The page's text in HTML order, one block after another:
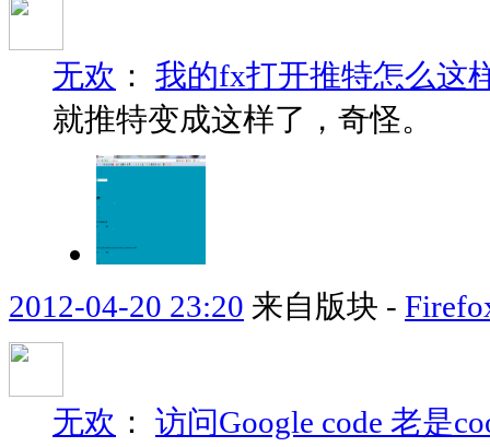
无欢 ： 我的fx打开推特怎么这
就推特变成这样了，奇怪。
2012-04-20 23:20 来自版块 -
无欢 ： 访问Google code 老是